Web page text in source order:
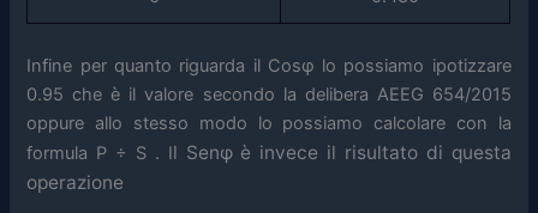
Infine per quanto riguarda il Cosφ lo possiamo ipotizzare
0.95 che è il valore secondo la delibera AEEG 654/2015
oppure allo stesso modo lo possiamo calcolare con la
formula P ÷ S . Il Senφ è invece il risultato di questa
operazione